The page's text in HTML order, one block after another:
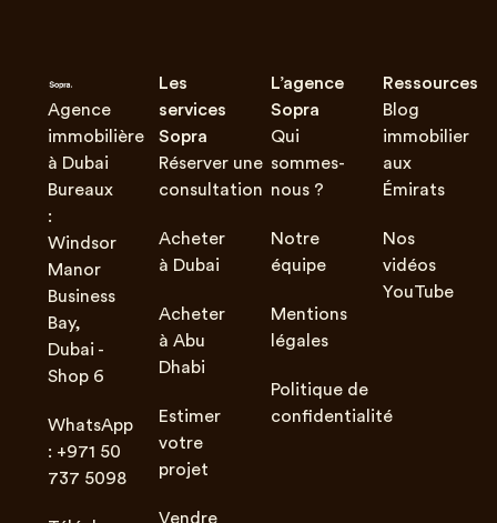
Agence
immobilière
à Dubai
Bureaux
:
Windsor
Manor
Business
Bay,
Dubai -
Shop 6
WhatsApp
: +971 50
737 5098
Les
services
Sopra
Réserver une
consultation
Acheter
à Dubai
Acheter
à Abu
Dhabi
Estimer
votre
projet
Vendre
L’agence
Sopra
Qui
sommes-
nous ?
Notre
équipe
Mentions
légales
Politique de
confidentialité
Ressources
Blog
immobilier
aux
Émirats
Nos
vidéos
YouTube